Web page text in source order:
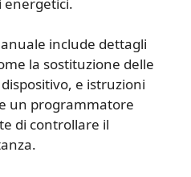
include dettagli
la sostituzione delle
e istruzioni
un programmatore
di controllare il